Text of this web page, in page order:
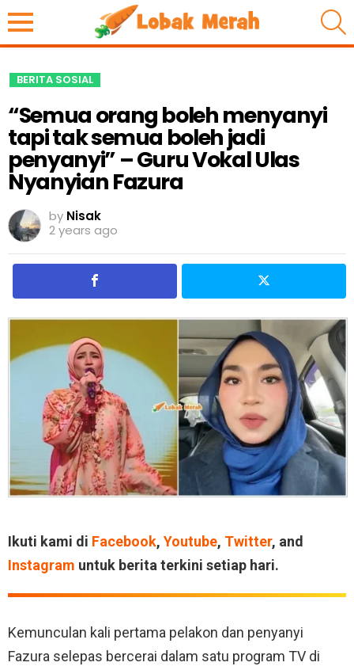
BERITA SOSIAL
“Semua orang boleh menyanyi
tapi tak semua boleh jadi
penyanyi” – Guru Vokal Ulas
Nyanyian Fazura
by Nisak
2 years ago
Ikuti kami di Facebook, Youtube, Twitter, and
Instagram untuk berita terkini setiap hari.
Kemunculan kali pertama pelakon dan penyanyi
Fazura selepas bercerai dalam satu program TV di